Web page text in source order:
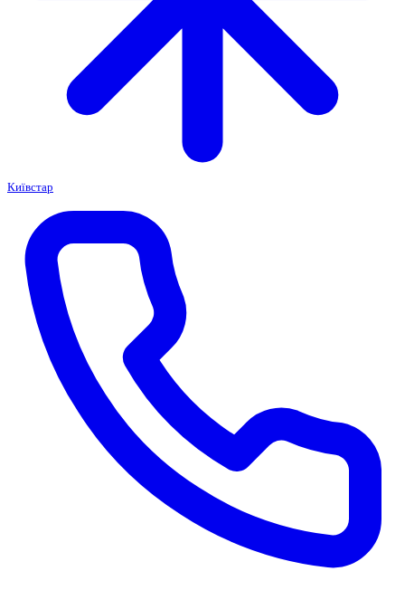
Київстар